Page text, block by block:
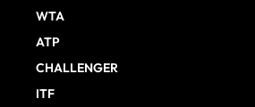
WTA
ATP
CHALLENGER
ITF